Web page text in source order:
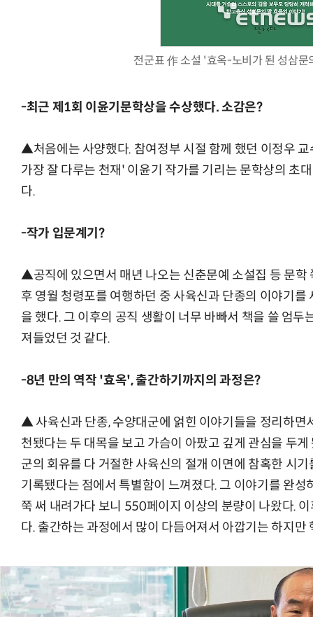
전군표 作 소설 '효옥-노비가 된 성삼문
-최근 제1회 이윤기문학상을 수상했다. 소감은?
▲처음에는 사양했다. 참여정부 시절 함께 했던 이정우
가장 잘 다루는 천재' 이윤기 작가를 기리는 문학상의 초
다.
-작가 입문계기?
▲공직에 있으면서 매년 나오는 신춘문예 소설집 등 문학
후 영월 청령포를 여행하던 중 사육신과 단종의 이야기
을 했다. 그 이후의 공직 생활이 너무 바빠서 책을 쓸 엄
져들었던 것 같다.
-8년 만의 역작 '효옥', 출간하기까지의 과정은?
▲ 사육신과 단종, 수양대군에 얽힌 이야기들을 정리하면
천됐다는 두 대목을 보고 가슴이 아팠고 깊게 관심을 두
군의 회유를 다 거절한 사육신의 절개 이면에 참혹한 시
기록됐다는 점에서 특별함이 느껴졌다. 그 이야기를 완
쭉 써 내려가다 보니 550페이지 이상의 분량이 나왔다.
다. 출간하는 과정에서 많이 다듬어져서 아깝기는 하지만